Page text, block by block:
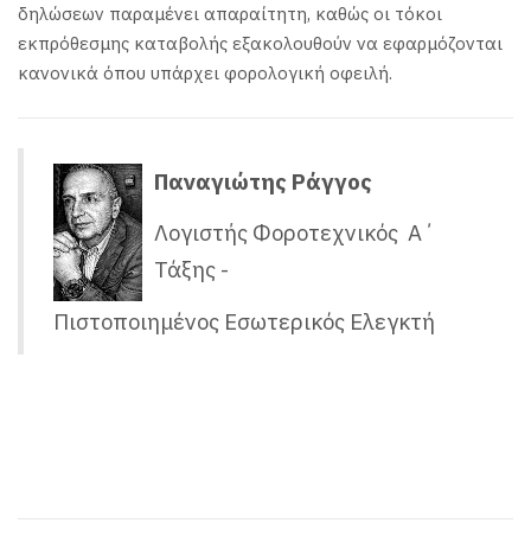
δηλώσεων παραμένει απαραίτητη, καθώς οι τόκοι
εκπρόθεσμης καταβολής εξακολουθούν να εφαρμόζονται
κανονικά όπου υπάρχει φορολογική οφειλή.
Παναγιώτης Ράγγος
Λογιστής Φοροτεχνικός Α΄
Τάξης -
Πιστοποιημένος Εσωτερικός Ελεγκτή